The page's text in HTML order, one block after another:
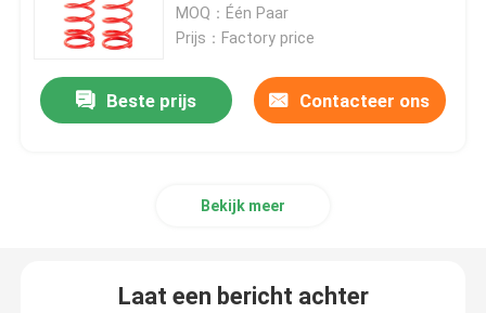
MOQ：Één Paar
Prijs：Factory price
Beste prijs Contacteer ons
Bekijk meer
Laat een bericht achter